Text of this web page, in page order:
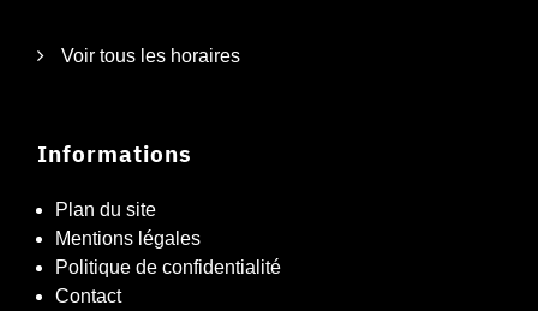
Voir tous les horaires
Informations
Plan du site
Mentions légales
Politique de confidentialité
Contact